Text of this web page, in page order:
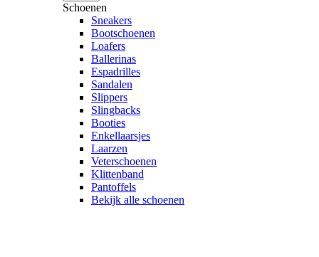
Schoenen
Sneakers
Bootschoenen
Loafers
Ballerinas
Espadrilles
Sandalen
Slippers
Slingbacks
Booties
Enkellaarsjes
Laarzen
Veterschoenen
Klittenband
Pantoffels
Bekijk alle schoenen